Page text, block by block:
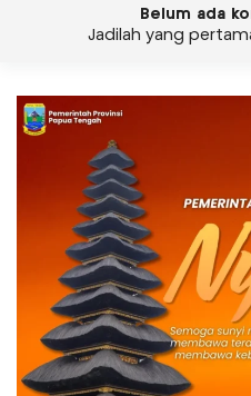
Belum ada
Jadilah yang